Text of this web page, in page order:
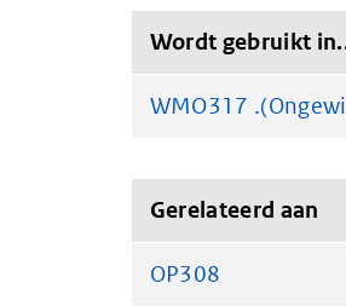
Wordt gebruikt
WMO317
Gerelateerd aan
OP308